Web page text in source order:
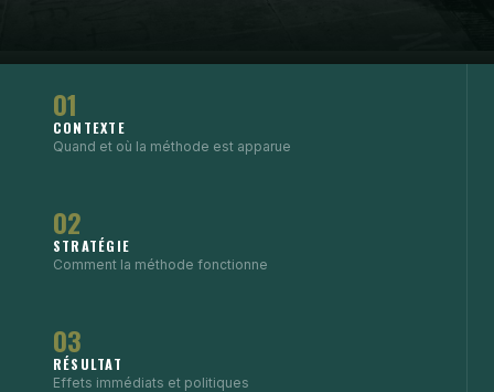
01
CONTEXTE
Quand et où la méthode est apparue
02
STRATÉGIE
Comment la méthode fonctionne
03
RÉSULTAT
Effets immédiats et politiques